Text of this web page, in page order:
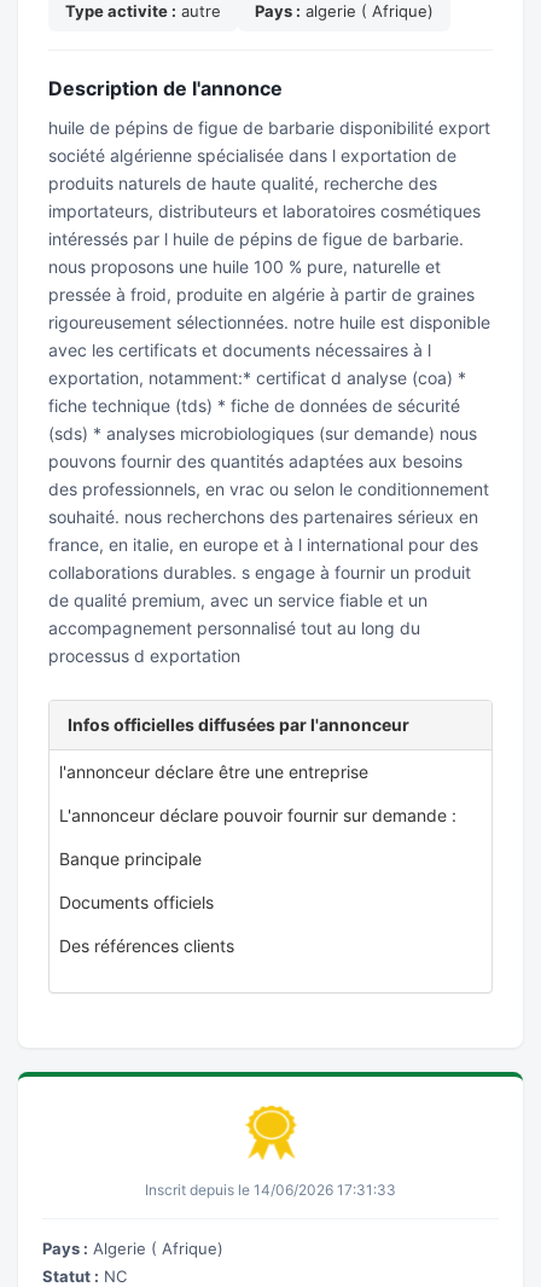
Type activite : autre Pays : algerie ( Afrique)
Description de l'annonce
huile de pépins de figue de barbarie disponibilité export
société algérienne spécialisée dans l exportation de
produits naturels de haute qualité, recherche des
importateurs, distributeurs et laboratoires cosmétiques
intéressés par l huile de pépins de figue de barbarie.
nous proposons une huile 100 % pure, naturelle et
pressée à froid, produite en algérie à partir de graines
rigoureusement sélectionnées. notre huile est disponible
avec les certificats et documents nécessaires à l
exportation, notamment:* certificat d analyse (coa) *
fiche technique (tds) * fiche de données de sécurité
(sds) * analyses microbiologiques (sur demande) nous
pouvons fournir des quantités adaptées aux besoins
des professionnels, en vrac ou selon le conditionnement
souhaité. nous recherchons des partenaires sérieux en
france, en italie, en europe et à l international pour des
collaborations durables. s engage à fournir un produit
de qualité premium, avec un service fiable et un
accompagnement personnalisé tout au long du
processus d exportation
Infos officielles diffusées par l'annonceur
l'annonceur déclare être une entreprise
L'annonceur déclare pouvoir fournir sur demande :
Banque principale
Documents officiels
Des références clients
Inscrit depuis le 14/06/2026 17:31:33
Pays : Algerie ( Afrique)
Statut : NC